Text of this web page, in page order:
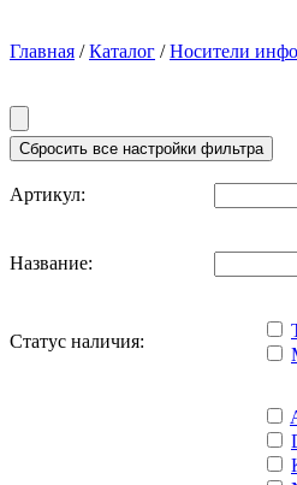
Главная /Каталог /Носители
Артикул:
Название:
Статус наличия: